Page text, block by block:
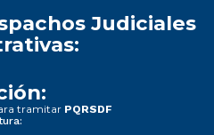
Judiciales
tramitar PQRSDF